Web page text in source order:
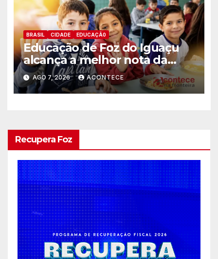
BRASIL CIDADE EDUCAÇÃ0
Educação de Foz do Iguaçu
alcança a melhor nota da
história no IDEB
AGO 7, 2026 ACONTECE
Recupera Foz